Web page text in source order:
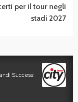
per il tour negli
stadi 2027